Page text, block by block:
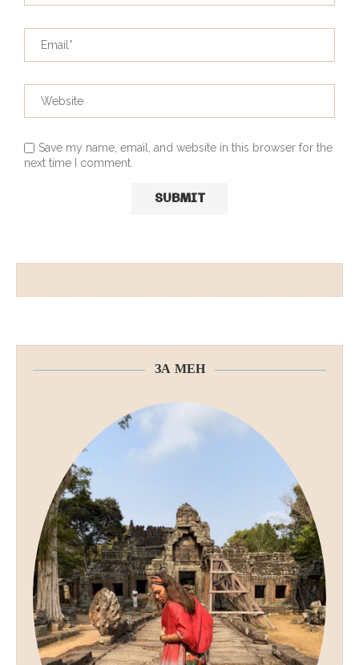
Save my name, email, and website in this browser for the
next time I comment.
ЗА МЕН